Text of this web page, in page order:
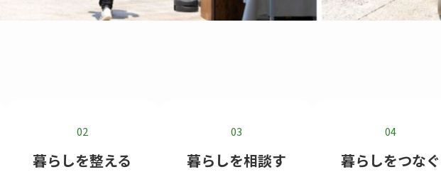
02
暮らしを整える
03
暮らしを相談す
04
暮らしをつなぐ